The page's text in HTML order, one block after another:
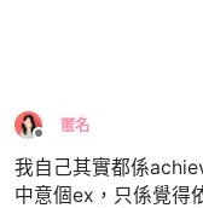
離線
匿名
我自己其實都係
中意個ex，只係覺得